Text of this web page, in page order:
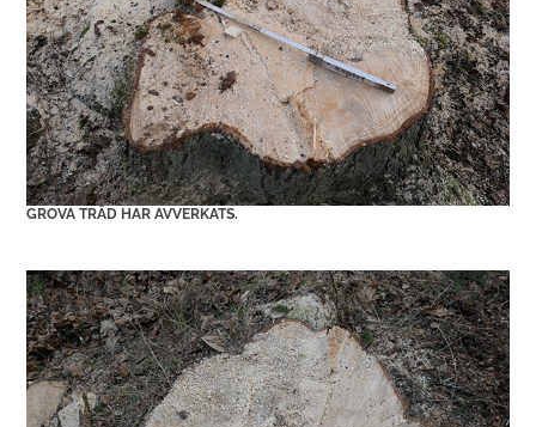
GROVA TRÄD HAR AVVERKATS.